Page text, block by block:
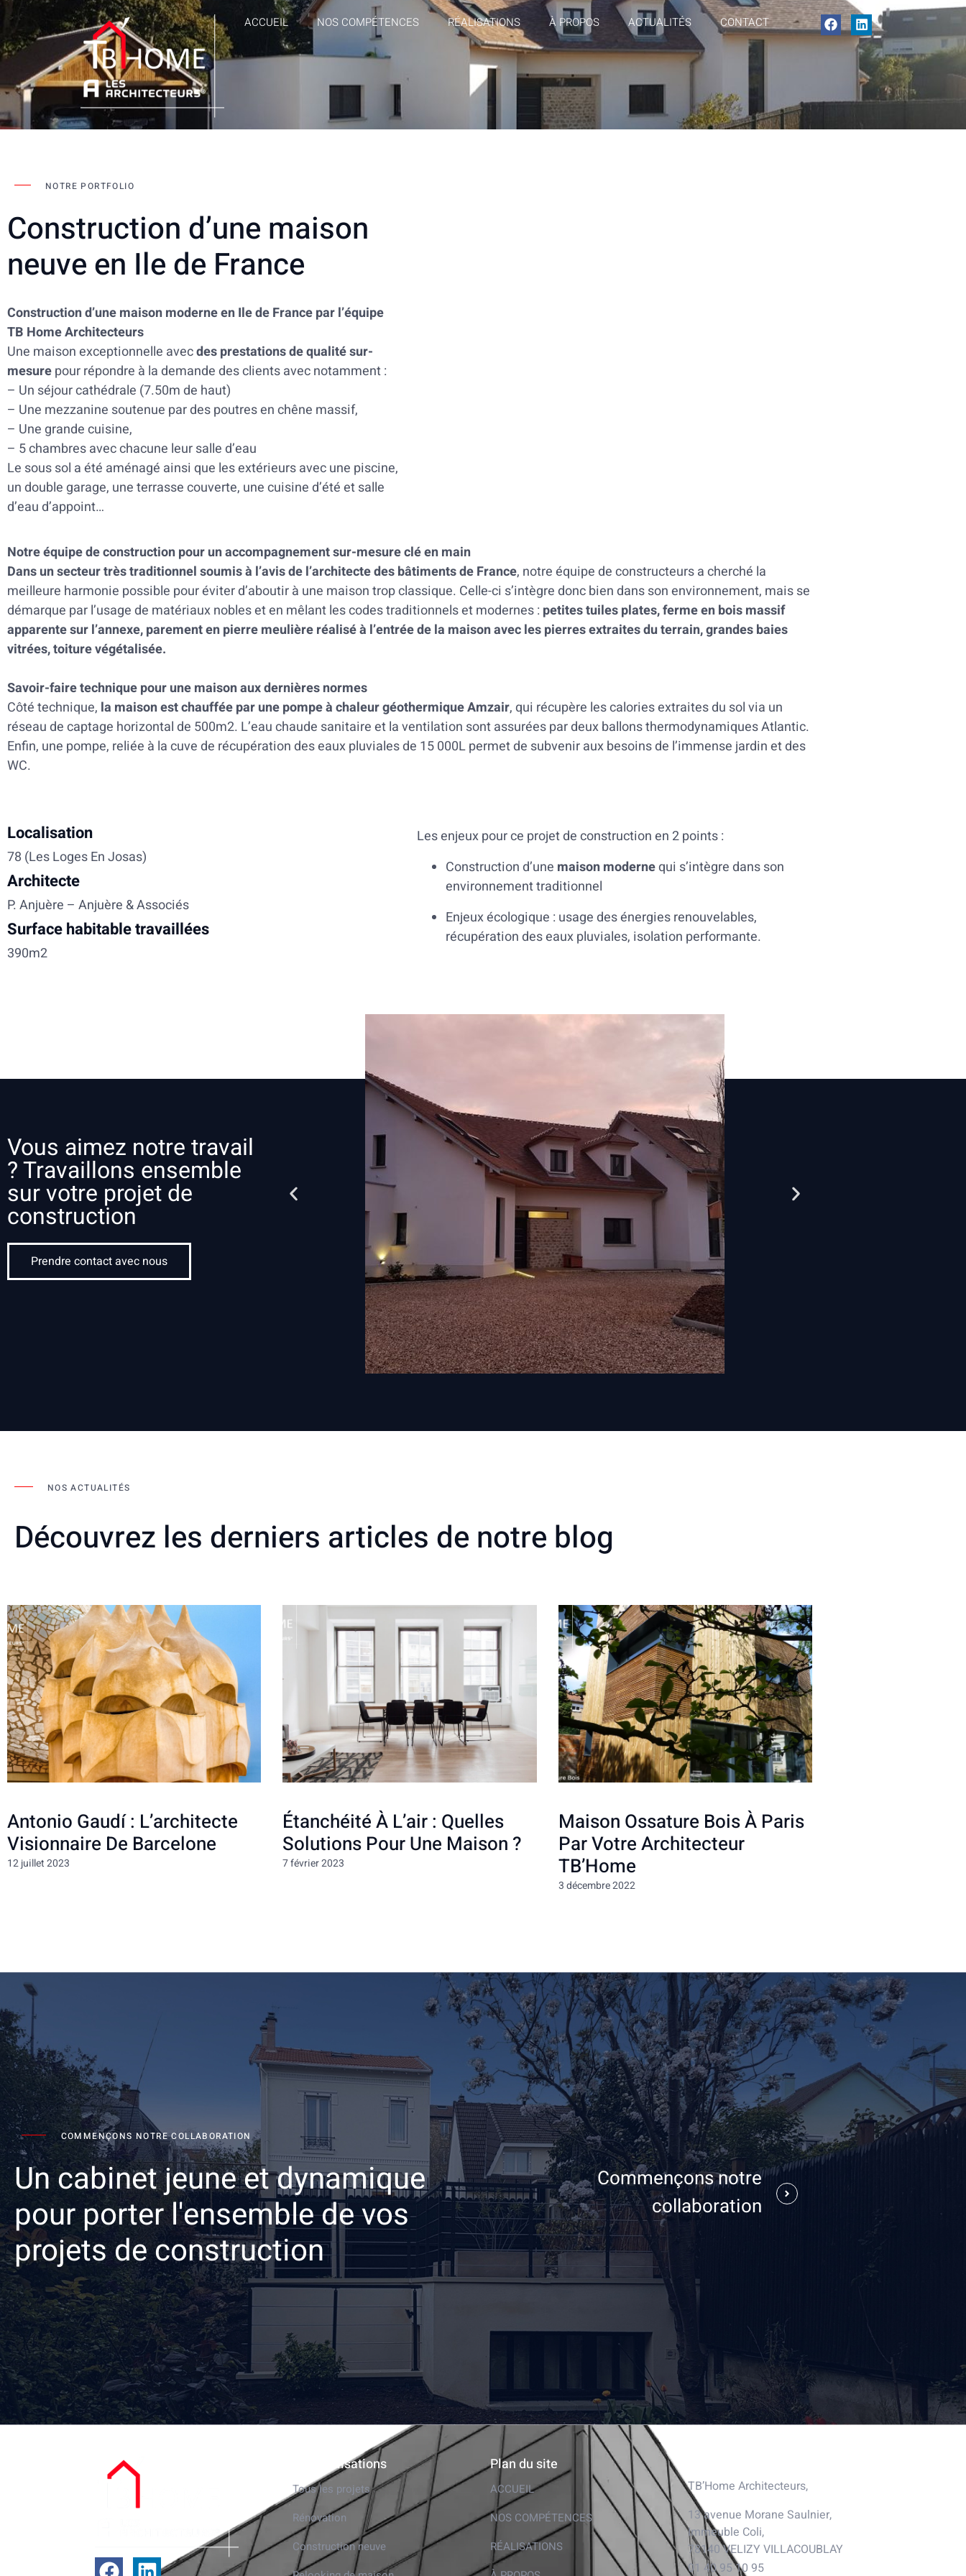
ACCUEIL NOS COMPÉTENCES RÉALISATIONS À PROPOS ACTUALITÉS CONTACT
NOTRE PORTFOLIO
Construction d’une maison
neuve en Ile de France
Construction d’une maison moderne en Ile de France par l’équipe
TB Home Architecteurs
Une maison exceptionnelle avecdes prestations de qualité sur-
mesurepour répondre à la demande des clients avec notamment :
– Un séjour cathédrale (7.50m de haut)
– Une mezzanine soutenue par des poutres en chêne massif,
– Une grande cuisine,
– 5 chambres avec chacune leur salle d’eau
Le sous sol a été aménagé ainsi que les extérieurs avec une piscine,
un double garage, une terrasse couverte, une cuisine d’été et salle
d’eau d’appoint…
Notre équipe de construction pour un accompagnement sur-mesure clé en main
Dans un secteur très traditionnel soumis à l’avis de l’architecte des bâtiments de France, notre équipe de constructeurs a cherché la
meilleure harmonie possible pour éviter d’aboutir à une maison trop classique. Celle-ci s’intègre donc bien dans son environnement, mais se
démarque par l’usage de matériaux nobles et en mêlant les codes traditionnels et modernes : petites tuiles plates, ferme en bois massif
apparente sur l’annexe, parement en pierre meulière réalisé à l’entrée de la maison avec les pierres extraites du terrain, grandes baies
vitrées, toiture végétalisée.
Savoir-faire technique pour une maison aux dernières normes
Côté technique, la maison est chauffée par une pompe à chaleur géothermique Amzair, qui récupère les calories extraites du sol via un
réseau de captage horizontal de 500m2. L’eau chaude sanitaire et la ventilation sont assurées par deux ballons thermodynamiques Atlantic.
Enfin, une pompe, reliée à la cuve de récupération des eaux pluviales de 15 000L permet de subvenir aux besoins de l’immense jardin et des
WC.
Localisation
78 (Les Loges En Josas)
Architecte
P. Anjuère – Anjuère & Associés
Surface habitable travaillées
390m2
Les enjeux pour ce projet de construction en 2 points :
Construction d’une maison modernequi s’intègre dans son
environnement traditionnel
Enjeux écologique : usage des énergies renouvelables,
récupération des eaux pluviales, isolation performante.
Vous aimez notre travail
? Travaillons ensemble
sur votre projet de
construction
Prendre contact avec nous
NOS ACTUALITÉS
Découvrez les derniers articles de notre blog
Antonio Gaudí : L’architecte
Visionnaire De Barcelone
12 juillet 2023
Étanchéité À L’air : Quelles
Solutions Pour Une Maison ?
7 février 2023
Maison Ossature Bois À Paris
Par Votre Architecteur
TB’Home
3 décembre 2022
COMMENÇONS NOTRE COLLABORATION
Un cabinet jeune et dynamique
pour porter l'ensemble de vos
projets de construction
Commençons notre
collaboration
Nos réalisations
Tous les projets
Rénovation
Construction neuve
Plan du site
ACCUEIL
NOS COMPÉTENCES
RÉALISATIONS
TB’Home Architecteurs,
13 avenue Morane Saulnier,
Immeuble Coli,
78140 VELIZY VILLACOUBLAY
01 40 95 10 95